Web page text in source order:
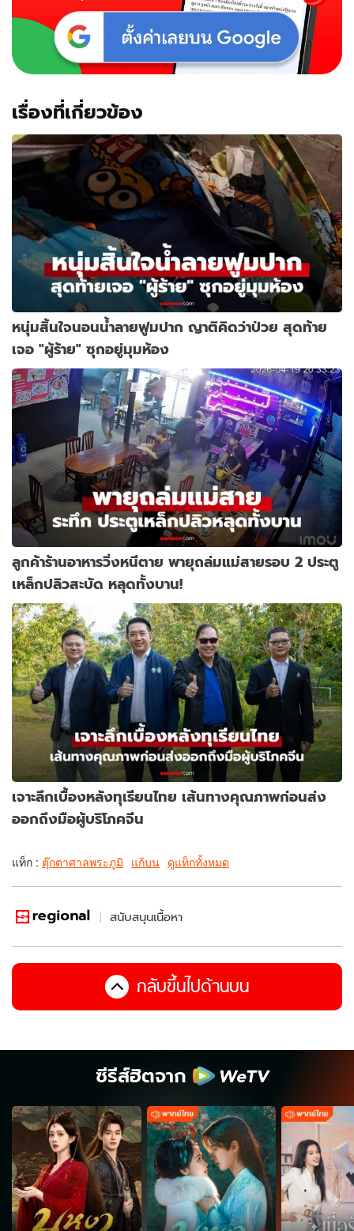
เจอ
ใต้เท้า
ชัด
เรื่องที่เกี่ยวข้อง
หนุ่มสิ้นใจนอนน้ำลายฟูมปาก ญาติคิดว่าป่วย สุดท้าย
เจอ "ผู้ร้าย" ซุกอยู่มุมห้อง
ลูกค้าร้านอาหารวิ่งหนีตาย พายุถล่มแม่สายรอบ 2 ประตู
เหล็กปลิวสะบัด หลุดทั้งบาน!
เจาะลึกเบื้องหลังทุเรียนไทย เส้นทางคุณภาพก่อนส่ง
ออกถึงมือผู้บริโภคจีน
แท็ก : ตุ๊กตาศาลพระภูมิ แก้บน ดูแท็กทั้งหมด
สนับสนุนเนื้อหา
กลับขึ้นไปด้านบน
ซีรีส์ฮิตจาก